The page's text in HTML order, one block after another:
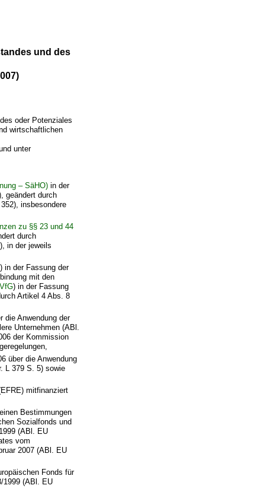
und des
oder Potenziales
wirtschaftlichen
unter
– SäHO)in der
geändert durch
insbesondere
zu §§ 23 und 44
durch
in der jeweils
in der Fassung der
mit den
) in der Fassung
Artikel 4 Abs. 8
die Anwendung der
Unternehmen (ABl.
der Kommission
über die Anwendung
L 379 S. 5) sowie
mitfinanziert
Bestimmungen
Sozialfonds und
(ABl. EU
vom
2007 (ABl. EU
Fonds für
1999 (ABl. EU